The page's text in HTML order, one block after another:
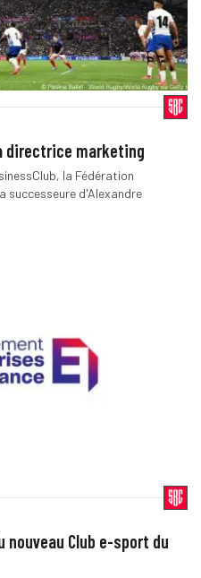
directrice marketing
la Fédération
successeure d'Alexandre
nouveau Club e-sport du